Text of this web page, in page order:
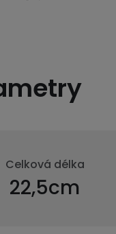
Celková délka
22,5cm